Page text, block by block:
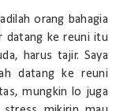
orang bahagia
datang ke reuni itu
harus tajir. Saya
datang ke reuni
mungkin lo juga